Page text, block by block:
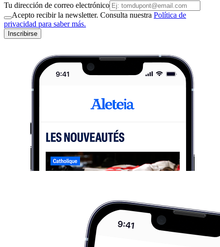
Tu dirección de correo electrónico
Acepto recibir la newsletter. Consulta nuestra Política de
privacidad para saber más.
Inscribirse